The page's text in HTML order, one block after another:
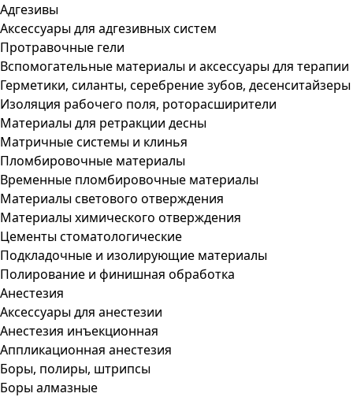
Адгезивы
Аксессуары для адгезивных систем
Протравочные гели
Вспомогательные материалы и аксессуары для терапии
Герметики, силанты, серебрение зубов, десенситайзеры
Изоляция рабочего поля, роторасширители
Материалы для ретракции десны
Матричные системы и клинья
Пломбировочные материалы
Временные пломбировочные материалы
Материалы светового отверждения
Материалы химического отверждения
Цементы стоматологические
Подкладочные и изолирующие материалы
Полирование и финишная обработка
Анестезия
Аксессуары для анестезии
Анестезия инъекционная
Аппликационная анестезия
Боры, полиры, штрипсы
Боры алмазные